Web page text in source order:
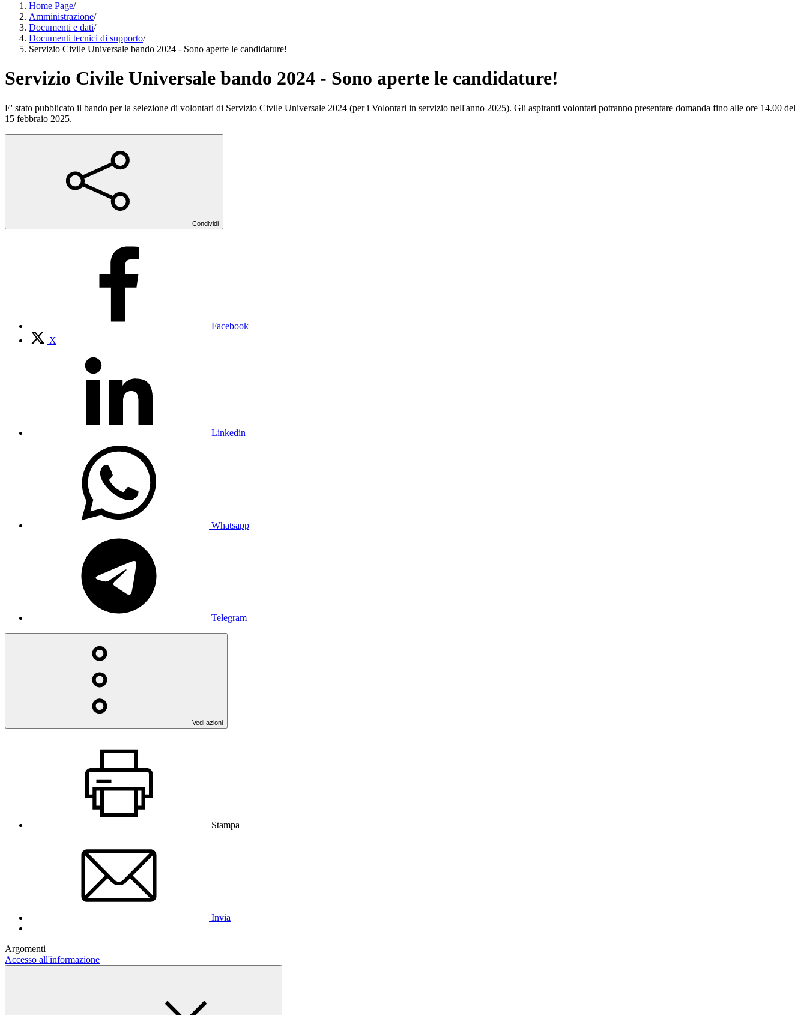
Home Page/
Amministrazione/
Documenti e dati/
Documenti tecnici di supporto/
Servizio Civile Universale bando 2024 - Sono aperte le candidature!
Servizio Civile Universale bando 2024 - Sono aperte le candidature!
E' stato pubblicato il bando per la selezione di volontari di Servizio Civile Universale 2024 (per i Volontari in servizio nell'anno 2025). Gli aspiranti volontari potranno presentare domanda fino alle ore 14.00 del
15 febbraio 2025.
Condividi
Facebook
X
Linkedin
Whatsapp
Telegram
Vedi azioni
Stampa
Invia
Argomenti
Accesso all'informazione